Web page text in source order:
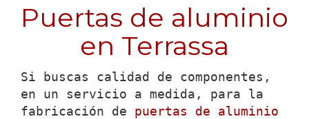
Puertas de aluminio
en Terrassa
Si buscas calidad de componentes,
en un servicio a medida, para la
fabricación de puertas de aluminio